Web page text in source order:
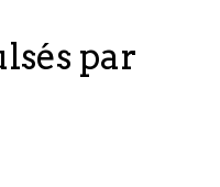
par